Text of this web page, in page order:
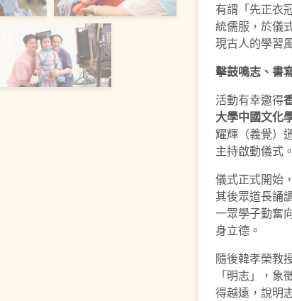
有謂「先正衣
統儒服，於儀
現古人的學習
擊鼓鳴志、書
活動有幸邀得
大學中國文化
耀輝（義覺）
主持啟動儀式。
儀式正式開始
其後眾道長誦
一眾學子勤奮
身立德。
隨後韓孝榮教
「明志」，
得越遠，說明